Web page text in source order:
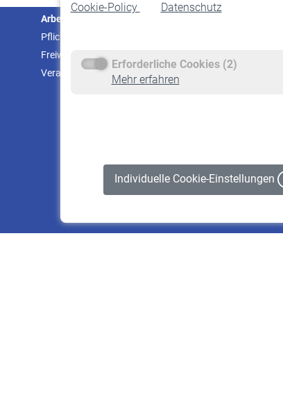
Cookie-Policy
Datenschutz
Erforderliche Cookies (2)
Mehr erfahren
Individuelle Cookie-Einstellungen
Arbeitgeber
Pflichtversicherung
Freiwillige Versicherung
Veranstaltungen
Staatliche Förderung